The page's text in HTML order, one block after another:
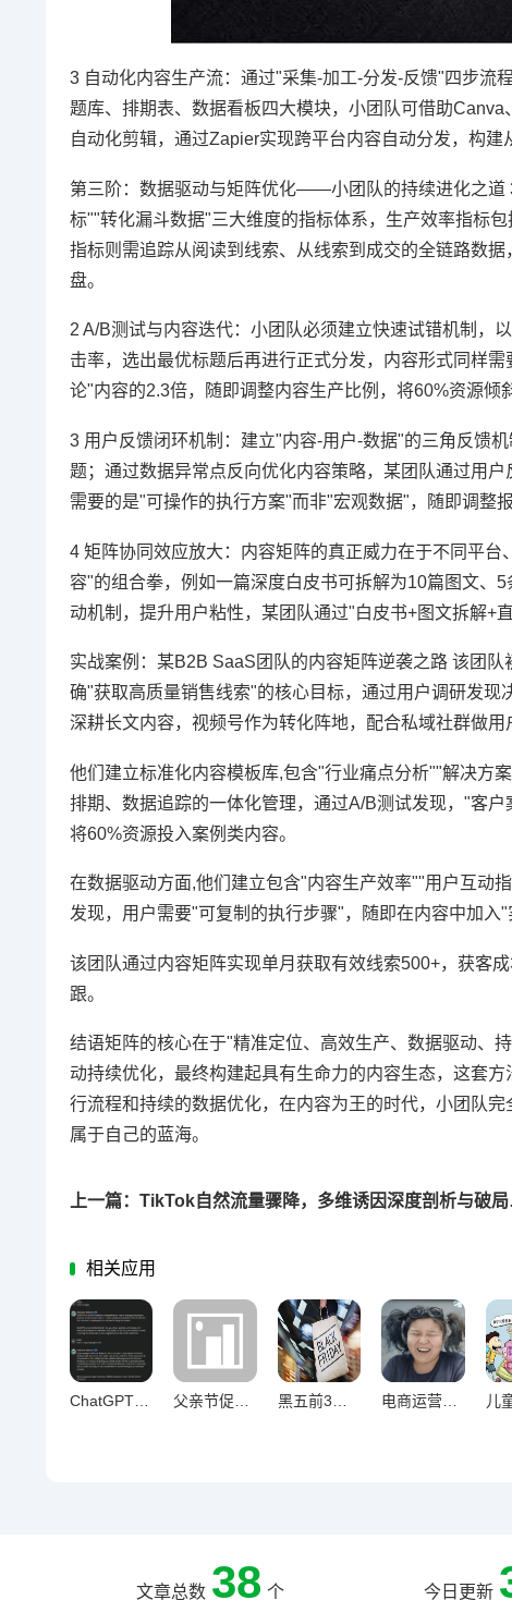
3 自动化内容生产流：通过"采集-加工-分发-反馈"四步流
题库、排期表、数据看板四大模块，小团队可借助
自动化剪辑，通过Zapier实现跨平台内容自动分发，构建
第三阶：数据驱动与矩阵优化——小团队的持续进化之道
标""转化漏斗数据"三大维度的指标体系，生产效率指标
指标则需追踪从阅读到线索、从线索到成交的全链路数
盘。
2 A/B测试与内容迭代：小团队必须建立快速试错机制，
击率，选出最优标题后再进行正式分发，内容形式同样
论"内容的2.3倍，随即调整内容生产比例，将60%资源倾
3 用户反馈闭环机制：建立"内容-用户-数据"的三角反馈
题；通过数据异常点反向优化内容策略，某团队通过用
需要的是"可操作的执行方案"而非"宏观数据"，随即调整
4 矩阵协同效应放大：内容矩阵的真正威力在于不同平
容"的组合拳，例如一篇深度白皮书可拆解为10篇图文、
动机制，提升用户粘性，某团队通过"白皮书+图文拆解+
实战案例：某B2B SaaS团队的内容矩阵逆袭之路 该团
确"获取高质量销售线索"的核心目标，通过用户调研发
深耕长文内容，视频号作为转化阵地，配合私域社群做用
他们建立标准化内容模板库,包含"行业痛点分析""解决方
排期、数据追踪的一体化管理，通过A/B测试发现，"客
将60%资源投入案例类内容。
在数据驱动方面,他们建立包含"内容生产效率""用户互动
发现，用户需要"可复制的执行步骤"，随即在内容中加入
该团队通过内容矩阵实现单月获取有效线索500+，获客
跟。
结语矩阵的核心在于"精准定位、高效生产、数据驱动、
动持续优化，最终构建起具有生命力的内容生态，这套
行流程和持续的数据优化，在内容为王的时代，小团队
属于自己的蓝海。
上一篇
相关应用
ChatGPT破局模板化，产品描述个性化创作新指南 父亲节促销新思路，商业温度自然融入亲情脉络 黑五前3个月卖家必做准备清单，库存到营销全方位策略 电商运营12大封店雷区揭秘，店铺被封的幕后真相
文章总数 38 个 今日更新